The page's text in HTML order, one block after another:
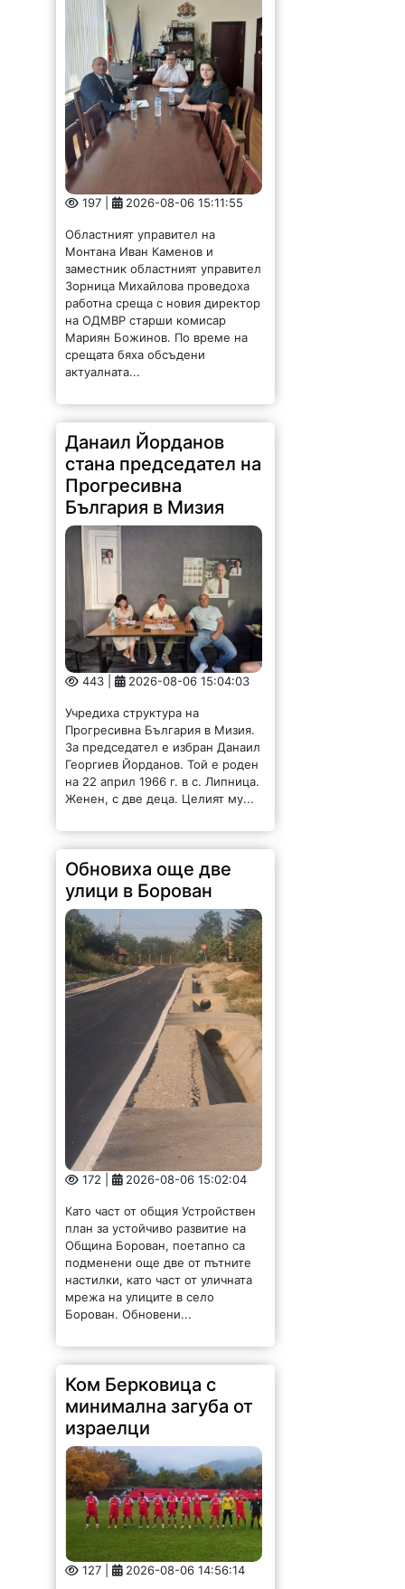
197 | 2026-08-06 15:11:55
Областният управител на
Монтана Иван Каменов и
заместник областният управител
Зорница Михайлова проведоха
работна среща с новия директор
на ОДМВР старши комисар
Мариян Божинов. По време на
срещата бяха обсъдени
актуалната...
Данаил Йорданов
стана председател на
Прогресивна
България в Мизия
443 | 2026-08-06 15:04:03
Учредиха структура на
Прогресивна България в Мизия.
За председател е избран Данаил
Георгиев Йорданов. Той е роден
на 22 април 1966 г. в с. Липница.
Женен, с две деца. Целият му...
Обновиха още две
улици в Борован
172 | 2026-08-06 15:02:04
Като част от общия Устройствен
план за устойчиво развитие на
Община Борован, поетапно са
подменени още две от пътните
настилки, като част от уличната
мрежа на улиците в село
Борован. Обновени...
Ком Берковица с
минимална загуба от
израелци
127 | 2026-08-06 14:56:14